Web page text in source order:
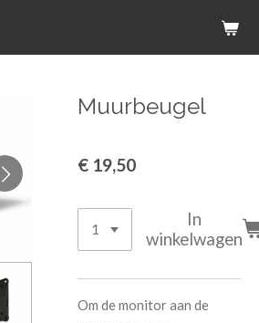
Muurbeugel
€ 19,50
In
winkelwagen
Om de monitor aan de